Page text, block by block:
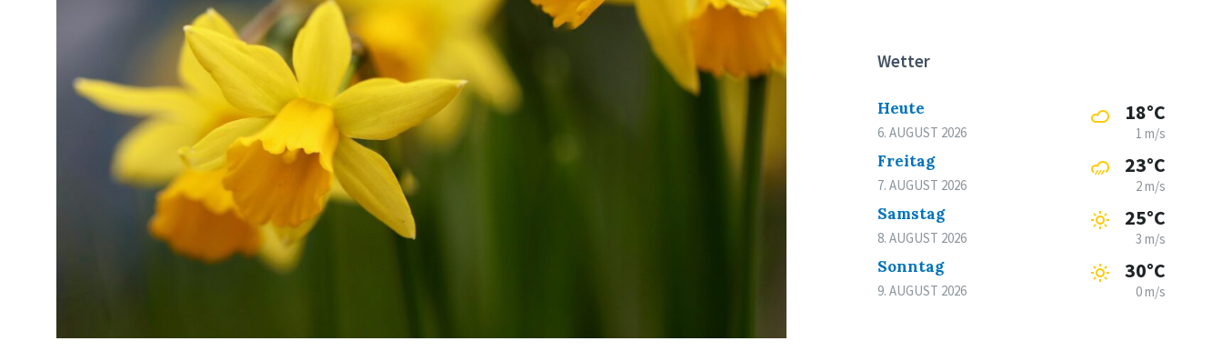
Wetter
Heute
6. AUGUST 2026
18°C
1 m/s
Freitag
7. AUGUST 2026
23°C
2 m/s
Samstag
8. AUGUST 2026
25°C
3 m/s
Sonntag
9. AUGUST 2026
30°C
0 m/s